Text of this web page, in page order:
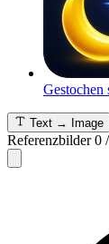
Gestochen
Text → Image
Referenzbilder 0 /